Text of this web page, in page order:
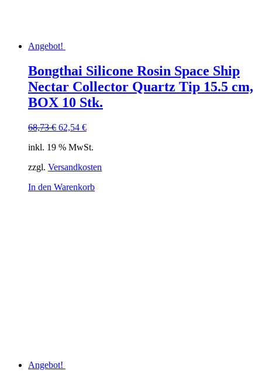
Angebot!
Bongthai Silicone Rosin Space Ship
Nectar Collector Quartz Tip 15.5 cm,
BOX 10 Stk.
68,73€ Ursprünglicher
war:
62,54 €Aktueller
ist:
inkl. 19 % MwSt.
zzgl. Versandkosten
In den Warenkorb
Angebot!